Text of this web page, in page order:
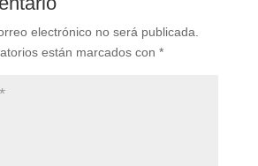
electrónico no será publicada.
están marcados con *